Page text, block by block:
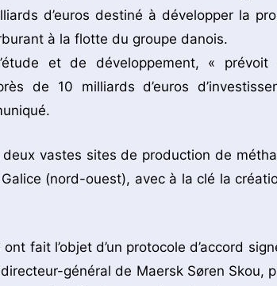
d’euros destiné à développer la
à la flotte du groupe danois.
et de développement, «
de 10 milliards d’euros
vastes sites de production de
(nord-ouest), avec à la clé la
fait l’objet d’un protocole d’accord
général de Maersk Søren Skou,